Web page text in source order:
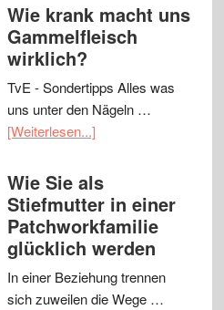
Wie krank macht uns
Gammelfleisch
wirklich?
TvE - Sondertipps Alles was
uns unter den Nägeln …
[Weiterlesen...]
Wie Sie als
Stiefmutter in einer
Patchworkfamilie
glücklich werden
In einer Beziehung trennen
sich zuweilen die Wege …